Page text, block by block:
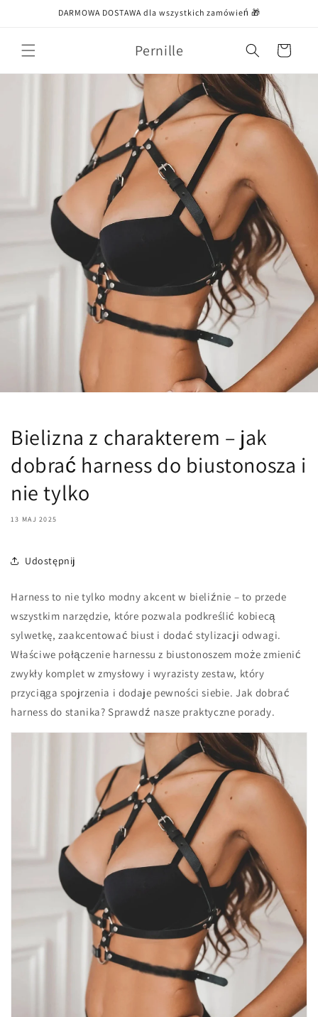
DARMOWA DOSTAWA dla wszystkich zamówień 🎁
Pernille Koszyk
Bielizna z charakterem – jak
dobrać harness do biustonosza i
nie tylko
13 MAJ 2025
Udostępnij
Harness to nie tylko modny akcent w bieliźnie – to przede
wszystkim narzędzie, które pozwala podkreślić kobiecą
sylwetkę, zaakcentować biust i dodać stylizacji odwagi.
Właściwe połączenie harnessu z biustonoszem może zmienić
zwykły komplet w zmysłowy i wyrazisty zestaw, który
przyciąga spojrzenia i dodaje pewności siebie. Jak dobrać
harness do stanika? Sprawdź nasze praktyczne porady.